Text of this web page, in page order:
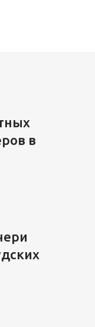
в